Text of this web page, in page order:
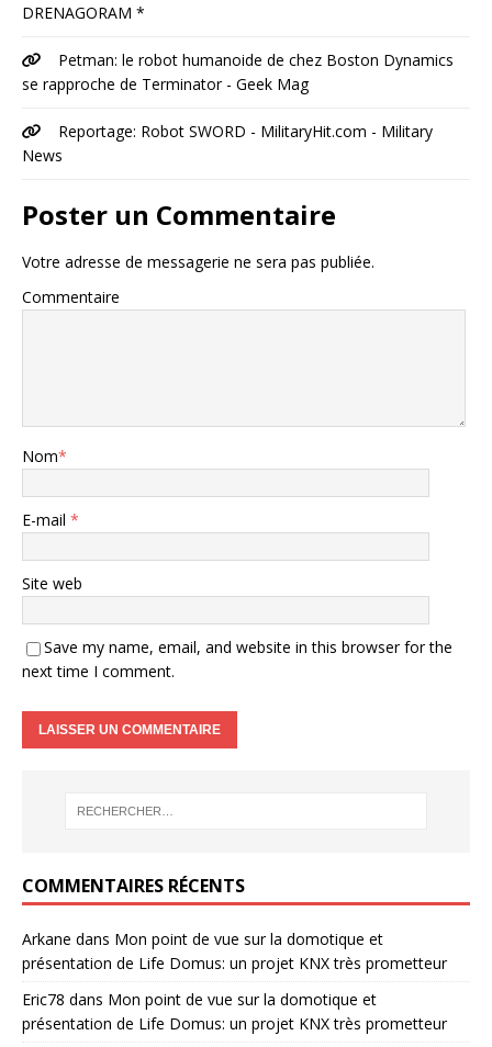
DRENAGORAM *
Petman: le robot humanoide de chez Boston Dynamics
se rapproche de Terminator - Geek Mag
Reportage: Robot SWORD - MilitaryHit.com - Military
News
Poster un Commentaire
Votre adresse de messagerie ne sera pas publiée.
Commentaire
Nom*
E-mail *
Site web
Save my name, email, and website in this browser for the
next time I comment.
COMMENTAIRES RÉCENTS
Arkane dans Mon point de vue sur la domotique et
présentation de Life Domus: un projet KNX très prometteur
Eric78 dans Mon point de vue sur la domotique et
présentation de Life Domus: un projet KNX très prometteur